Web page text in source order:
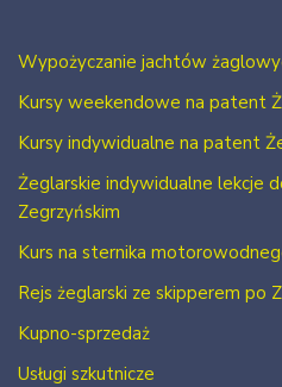
Wypożyczanie jachtów
Kursy weekendowe na patent
Kursy indywidualne na patent
Żeglarskie indywidualne lekcje
Zegrzyńskim
Kurs na sternika
Rejs żeglarski ze skipperem po
Kupno-sprzedaż
Usługi szkutnicze